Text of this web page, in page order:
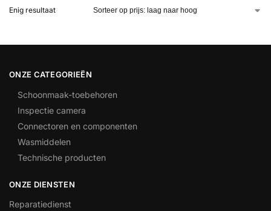
Enig resultaat
ONZE CATEGORIEËN
Schoonmaak-toebehoren
Inspectie camera
Connectoren en componenten
Wasmiddelen
Technische producten
ONZE DIENSTEN
Reparatiedienst